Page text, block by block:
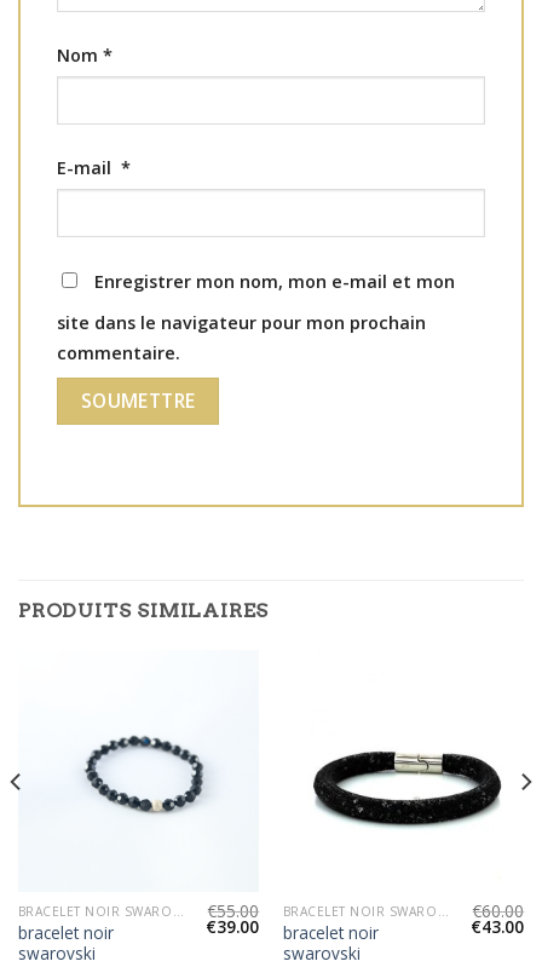
Nom *
E-mail *
Enregistrer mon nom, mon e-mail et mon
site dans le navigateur pour mon prochain
commentaire.
PRODUITS SIMILAIRES
BRACELET NOIR SWAROVSKI
bracelet noir
swarovski
€55.00
€39.00
BRACELET NOIR SWAROVSKI
bracelet noir
swarovski
€60.00
€43.00